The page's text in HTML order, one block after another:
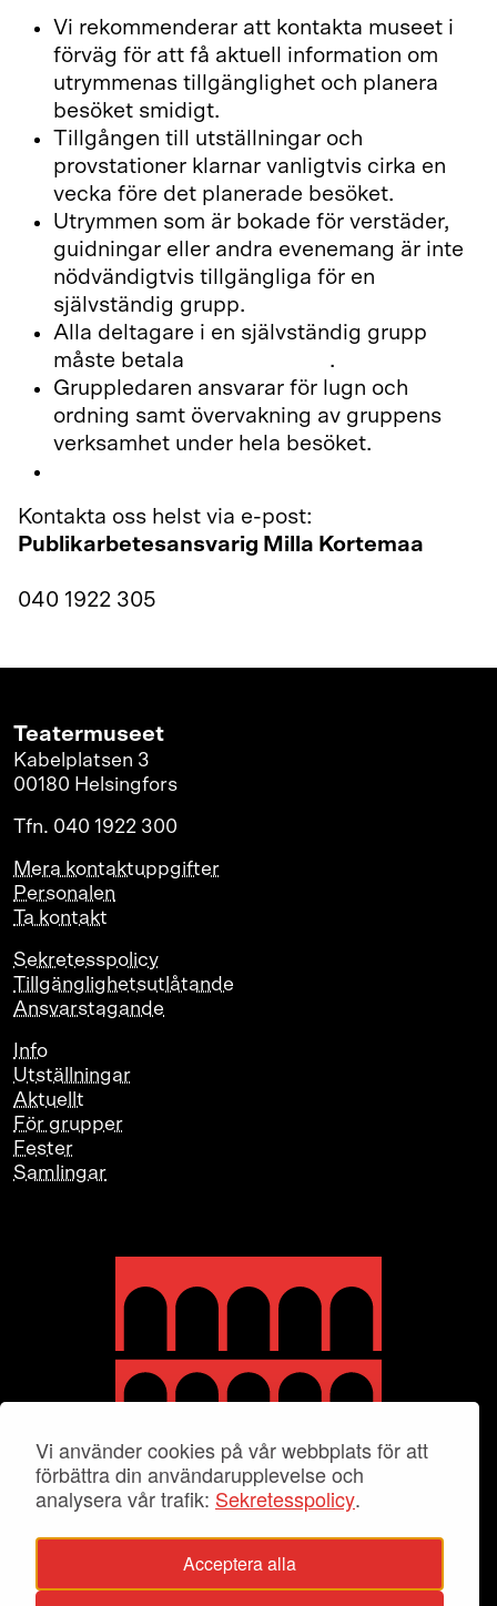
Vi använder cookies på vår webbplats för att
förbättra din användarupplevelse och
analysera vår trafik: Sekretesspolicy.
Acceptera alla
Vi rekommenderar att kontakta museet i
förväg för att få aktuell information om
utrymmenas tillgänglighet och planera
besöket smidigt.
Tillgången till utställningar och
provstationer klarnar vanligtvis cirka en
vecka före det planerade besöket.
Utrymmen som är bokade för verstäder,
guidningar eller andra evenemang är inte
nödvändigtvis tillgängliga för en
självständig grupp.
Alla deltagare i en självständig grupp
måste betala
.
Gruppledaren ansvarar för lugn och
ordning samt övervakning av gruppens
verksamhet under hela besöket.
Kontakta oss helst via e-post:
Publikarbetesansvarig Milla Kortemaa
040 1922 305
Teatermuseet
Kabelplatsen 3
00180 Helsingfors
Tfn. 040 1922 300
Mera kontaktuppgifter
Personalen
Ta kontakt
Sekretesspolicy
Tillgänglighetsutlåtande
Ansvarstagande
Info
Utställningar
Aktuellt
För grupper
Fester
Samlingar